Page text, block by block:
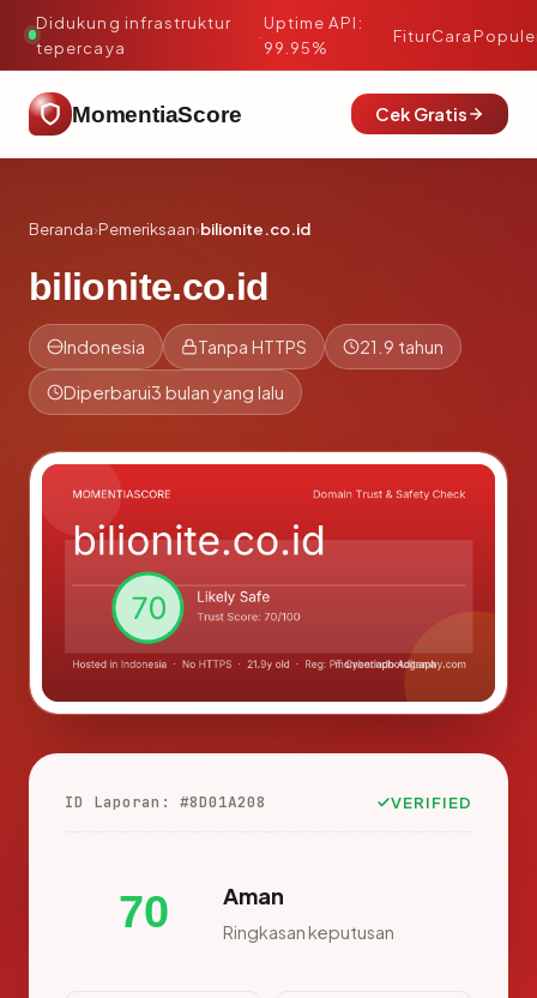
Didukung infrastruktur
tepercaya
·
Uptime API:
99.95%
FiturCara
MomentiaScore Cek Gratis
Beranda›Pemeriksaan›bilionite.co.id
bilionite.co.id
Indonesia Tanpa HTTPS 21.9 tahun
Diperbarui3 bulan yang lalu
ID Laporan: #8D01A208 VERIFIED
70 Aman
Ringkasan keputusan